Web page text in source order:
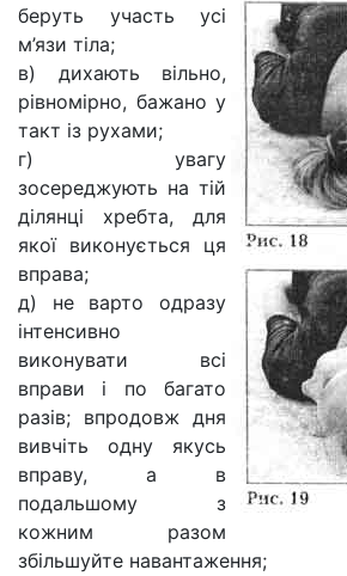
беруть участь усі
м’язи тіла;
в) дихають вільно,
рівномірно, бажано у
такт із рухами;
г) увагу
зосереджують на тій
ділянці хребта, для
якої виконується ця
вправа;
д) не варто одразу
інтенсивно
виконувати всі
вправи і по багато
разів; впродовж дня
вивчіть одну якусь
вправу, а в
подальшому з
кожним разом
збільшуйте навантаження;